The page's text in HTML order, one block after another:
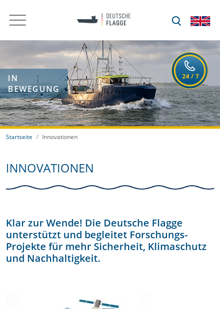
IN
BEWEGUNG
Startseite Innovationen
INNOVATIONEN
Klar zur Wende! Die Deutsche Flagge
unterstützt und begleitet Forschungs-
Projekte für mehr Sicherheit, Klimaschutz
und Nachhaltigkeit.